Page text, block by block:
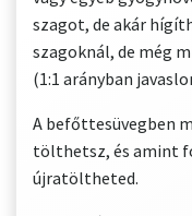
szagot, de akár
szagoknál, de még
(1:1 arányban
A befőttesüvegben
tölthetsz, és amint
újratöltheted.